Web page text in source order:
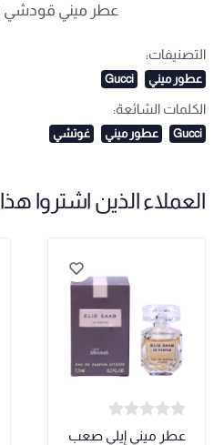
عطر ميني قودشي
التصنيفات:
عطور ميني Gucci
الكلمات الشائعة:
Gucci عطور ميني غوتشي
العملاء الذين اشتروا
عطر ميني إيلي صعب